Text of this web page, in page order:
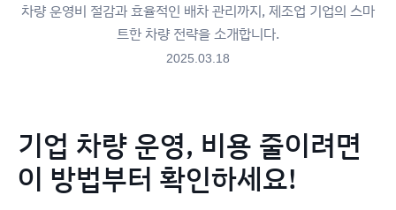
차량 운영비 절감과 효율적인 배차 관리까지, 제조업 기업의 스마
트한 차량 전략을 소개합니다.
2025.03.18
기업 차량 운영, 비용 줄이려면
이 방법부터 확인하세요!